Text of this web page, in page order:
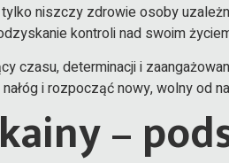
niszczy zdrowie osoby
kontroli nad swoim
czasu, determinacji i
i rozpocząć nowy, wolny od
–